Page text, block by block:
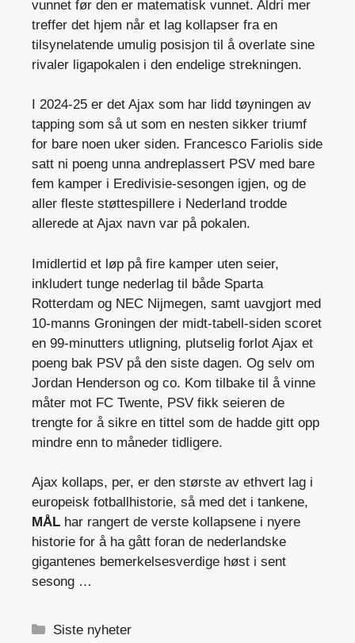
vunnet før den er matematisk vunnet. Aldri mer
treffer det hjem når et lag kollapser fra en
tilsynelatende umulig posisjon til å overlate sine
rivaler ligapokalen i den endelige strekningen.
I 2024-25 er det Ajax som har lidd tøyningen av
tapping som så ut som en nesten sikker triumf
for bare noen uker siden. Francesco Fariolis side
satt ni poeng unna andreplassert PSV med bare
fem kamper i Eredivisie-sesongen igjen, og de
aller fleste støttespillere i Nederland trodde
allerede at Ajax navn var på pokalen.
Imidlertid et løp på fire kamper uten seier,
inkludert tunge nederlag til både Sparta
Rotterdam og NEC Nijmegen, samt uavgjort med
10-manns Groningen der midt-tabell-siden scoret
en 99-minutters utligning, plutselig forlot Ajax et
poeng bak PSV på den siste dagen. Og selv om
Jordan Henderson og co. Kom tilbake til å vinne
måter mot FC Twente, PSV fikk seieren de
trengte for å sikre en tittel som de hadde gitt opp
mindre enn to måneder tidligere.
Ajax kollaps, per, er den største av ethvert lag i
europeisk fotballhistorie, så med det i tankene,
MÅL har rangert de verste kollapsene i nyere
historie for å ha gått foran de nederlandske
gigantenes bemerkelsesverdige høst i sent
sesong …
Kategorier
Siste nyheter